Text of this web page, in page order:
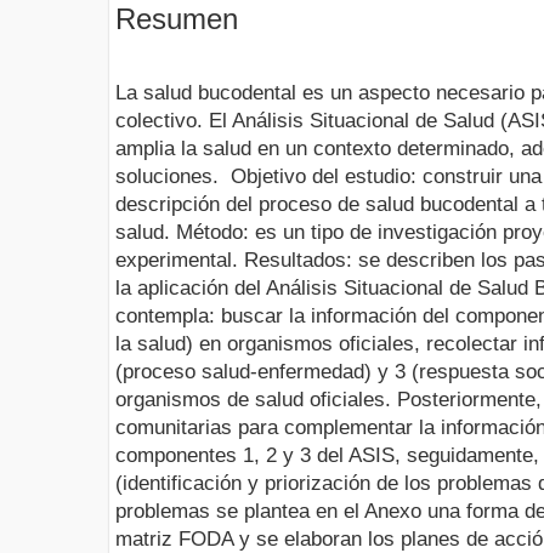
Resumen
La salud bucodental es un aspecto necesario
colectivo. El Análisis Situacional de Salud
amplia la salud en un contexto determinado,
soluciones. Objetivo del estudio: construir
descripción del proceso de salud bucodental
salud. Método: es un tipo de investigación
experimental. Resultados: se describen los
la aplicación del Análisis Situacional de Salud
contempla: buscar la información del
la salud) en organismos oficiales, recolectar
(proceso salud-enfermedad) y 3 (respuesta
organismos de salud oficiales.
comunitarias para complementar la
componentes 1, 2 y 3 del ASIS,
(identificación y priorización de los problemas
problemas se plantea en el Anexo una forma
matriz FODA y se elaboran los planes de